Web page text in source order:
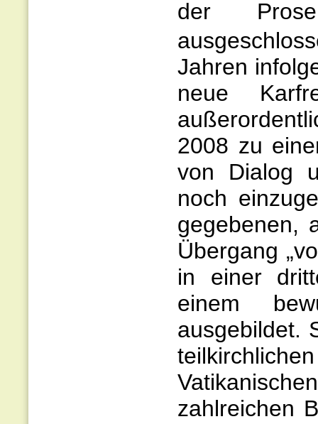
der
Jahren
neue
2008 zu
von Dialog
noch
gegebenen,
Übergang
in einer
einem
ausgebildet.
zahlreichen